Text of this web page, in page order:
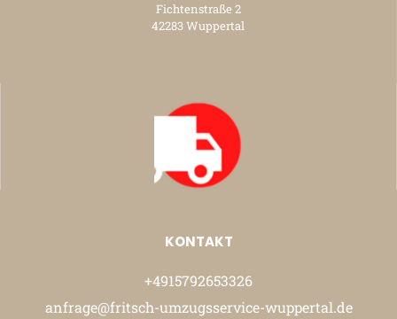
Fichtenstraße 2
42283 Wuppertal
KONTAKT
+4915792653326
anfrage@fritsch-umzugsservice-wuppertal.de